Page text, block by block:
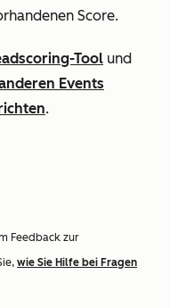
Score.
Tool und
Events
.
Feedback zur
wie Sie Hilfe bei Fragen